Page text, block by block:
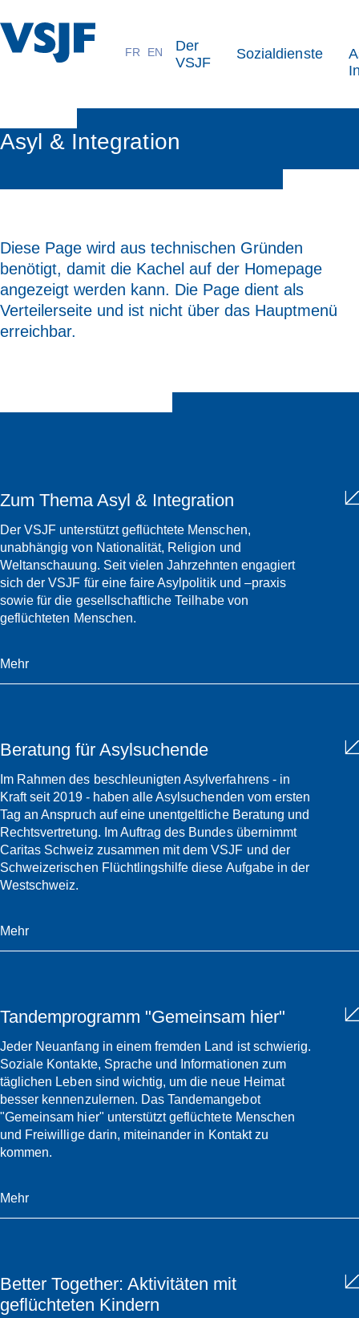
VSJF
FR EN
Der
VSJF
Sozialdienste
Asyl & Integration
Diese Page wird aus technischen Gründen
benötigt, damit die Kachel auf der Homepage
angezeigt werden kann. Die Page dient als
Verteilerseite und ist nicht über das Hauptmenü
erreichbar.
Zum Thema Asyl & Integration
Der VSJF unterstützt geflüchtete Menschen,
unabhängig von Nationalität, Religion und
Weltanschauung. Seit vielen Jahrzehnten engagiert
sich der VSJF für eine faire Asylpolitik und –praxis
sowie für die gesellschaftliche Teilhabe von
geflüchteten Menschen.
Mehr
Beratung für Asylsuchende
Im Rahmen des beschleunigten Asylverfahrens - in
Kraft seit 2019 - haben alle Asylsuchenden vom ersten
Tag an Anspruch auf eine unentgeltliche Beratung und
Rechtsvertretung. Im Auftrag des Bundes übernimmt
Caritas Schweiz zusammen mit dem VSJF und der
Schweizerischen Flüchtlingshilfe diese Aufgabe in der
Westschweiz.
Mehr
Tandemprogramm "Gemeinsam hier"
Jeder Neuanfang in einem fremden Land ist schwierig.
Soziale Kontakte, Sprache und Informationen zum
täglichen Leben sind wichtig, um die neue Heimat
besser kennenzulernen. Das Tandemangebot
"Gemeinsam hier" unterstützt geflüchtete Menschen
und Freiwillige darin, miteinander in Kontakt zu
kommen.
Mehr
Better Together: Aktivitäten mit
geflüchteten Kindern